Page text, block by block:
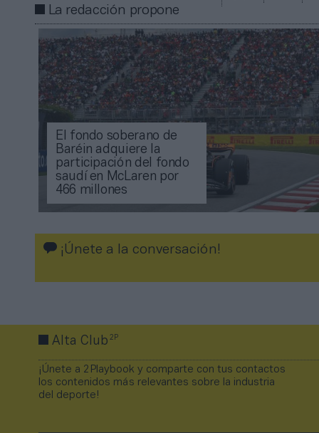
La redacción propone
El fondo soberano de
Baréin adquiere la
participación del fondo
saudí en McLaren por
466 millones
¡Únete a la conversación!
Alta Club2P
¡Únete a 2Playbook y comparte con tus contactos
los contenidos más relevantes sobre la industria
del deporte!